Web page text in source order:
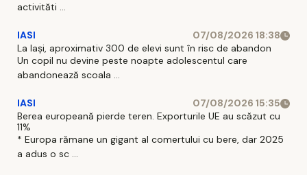
activităti ...
IASI
07/08/2026 18:38
La Iași, aproximativ 300 de elevi sunt în risc de abandon
Un copil nu devine peste noapte adolescentul care
abandonează scoala ...
IASI
07/08/2026 15:35
Berea europeană pierde teren. Exporturile UE au scăzut cu
11%
* Europa rămane un gigant al comertului cu bere, dar 2025
a adus o sc ...